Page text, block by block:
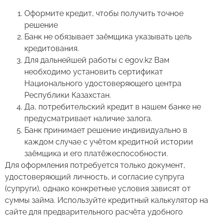
Оформите кредит, чтобы получить точное
решение
Банк не обязывает заёмщика указывать цель
кредитования.
Для дальнейшей работы с egov.kz Вам
необходимо установить сертификат
Национального удостоверяющего центра
Республики Казахстан.
Да, потребительский кредит в нашем банке не
предусматривает наличие залога.
Банк принимает решение индивидуально в
каждом случае с учётом кредитной истории
заёмщика и его платёжеспособности.
Для оформления потребуется только документ,
удостоверяющий личность, и согласие супруга
(супруги), однако конкретные условия зависят от
суммы займа. Используйте кредитный калькулятор на
сайте для предварительного расчёта удобного